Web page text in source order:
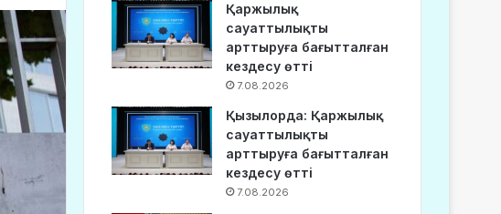
Қаржылық
сауаттылықты
арттыруға бағытталған
кездесу өтті
7.08.2026
Қызылорда: Қаржылық
сауаттылықты
арттыруға бағытталған
кездесу өтті
7.08.2026